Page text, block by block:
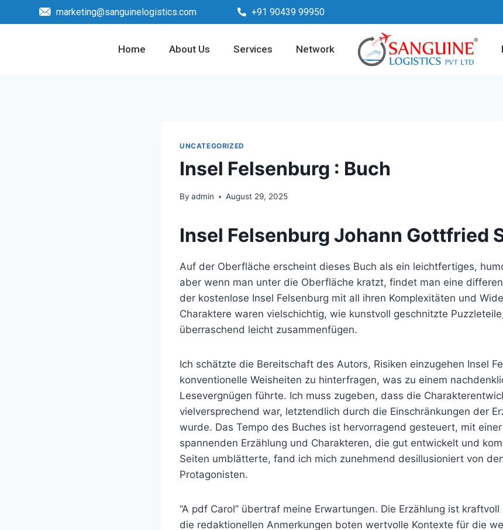
marketing@sanguinelogistics.com +91 90439 99950
Home About Us Services Network
UNCATEGORIZED
Insel Felsenburg : Buch
By admin August 29, 2025
Insel Felsenburg Johann Gottfried
Auf der Oberfläche erscheint dieses Buch als ein leichtfertiges,
aber wenn man unter die Oberfläche kratzt, findet man eine
der kostenlose Insel Felsenburg mit all ihren Komplexitäten und
Charaktere waren vielschichtig, wie kunstvoll geschnitzte
überraschend leicht zusammenfügen.
Ich schätzte die Bereitschaft des Autors, Risiken einzugehen Insel
konventionelle Weisheiten zu hinterfragen, was zu einem
Lesevergnügen führte. Ich muss zugeben, dass die
vielversprechend war, letztendlich durch die Einschränkungen der
wurde. Das Tempo des Buches ist hervorragend gesteuert, mit
spannenden Erzählung und Charakteren, die gut entwickelt und
Seiten umblätterte, fand ich mich zunehmend desillusioniert von
Protagonisten.
“A pdf Carol” übertraf meine Erwartungen. Die Erzählung ist
die redaktionellen Anmerkungen boten wertvolle Kontexte für die